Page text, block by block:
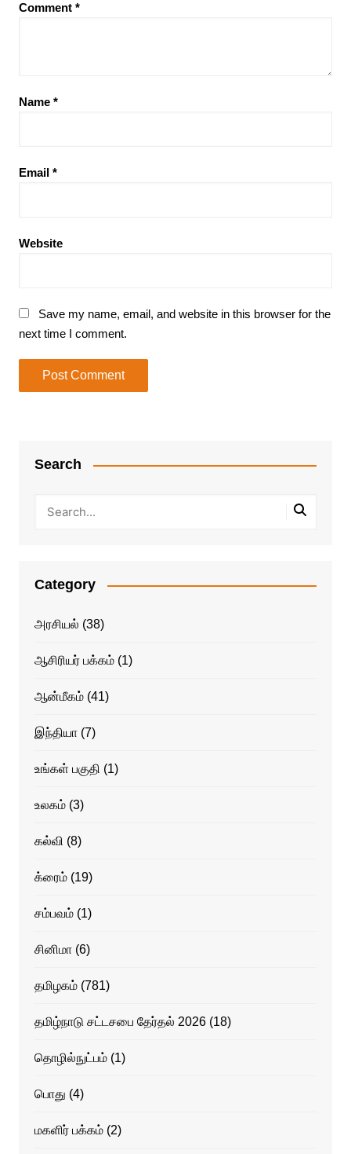
Comment *
Name *
Email *
Website
Save my name, email, and website in this browser for the
next time I comment.
Search
Category
அரசியல் (38)
ஆசிரியர் பக்கம்(1)
ஆன்மீகம்(41)
இந்தியா(7)
உங்கள் பகுதி (1)
உலகம்(3)
கல்வி (8)
க்ரைம்(19)
சம்பவம்(1)
சினிமா(6)
தமிழகம்(781)
தமிழ்நாடு சட்டசபை தேர்தல் 2026(18)
தொழில்நுட்பம்(1)
பொது (4)
மகளிர் பக்கம்(2)